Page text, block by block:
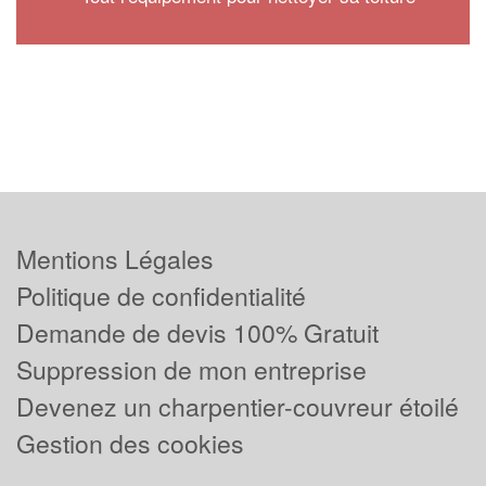
Mentions Légales
Politique de confidentialité
Demande de devis 100% Gratuit
Suppression de mon entreprise
Devenez un charpentier-couvreur étoilé
Gestion des cookies